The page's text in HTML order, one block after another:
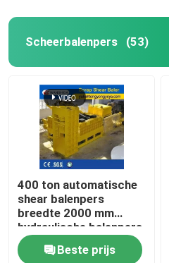
Scheerbalenpers (53)
400 ton automatische
shear balenpers
breedte 2000 mm
hydraulische balenpers
Beste prijs